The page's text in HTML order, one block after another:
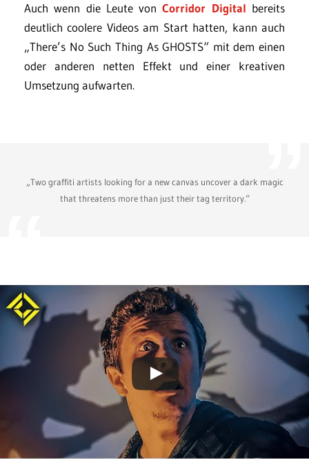
Auch wenn die Leute vonCorridor Digital bereits
deutlich coolere Videos am Start hatten, kann auch
„There’s No Such Thing As GHOSTS“ mit dem einen
oder anderen netten Effekt und einer kreativen
Umsetzung aufwarten.
„Two graffiti artists looking for a new canvas uncover a dark magic
that threatens more than just their tag territory.“